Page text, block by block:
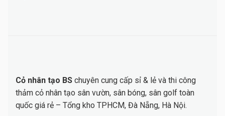
Cỏ nhân tạo BS chuyên cung cấp sỉ & lẻ và thi công
thảm cỏ nhân tạo sân vườn, sân bóng, sân golf toàn
quốc giá rẻ – Tổng kho TPHCM, Đà Nẵng, Hà Nội.